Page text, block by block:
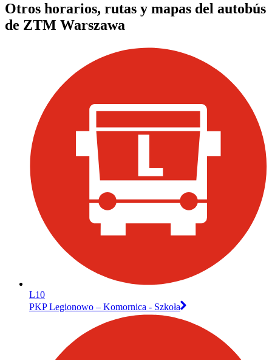
Otros horarios, rutas y mapas del autobús
de ZTM Warszawa
L10
PKP Legionowo – Komornica - Szkoła